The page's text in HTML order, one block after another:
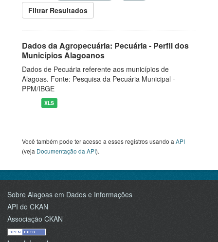
Filtrar Resultados
Dados da Agropecuária: Pecuária - Perfil dos
Municípios Alagoanos
Dados de Pecuária referente aos municípios de
Alagoas. Fonte: Pesquisa da Pecuária Municipal -
PPM/IBGE
XLS
Você também pode ter acesso a esses registros usando a API
(veja Documentação da API).
Sobre Alagoas em Dados e Informações
API do CKAN
Associação CKAN